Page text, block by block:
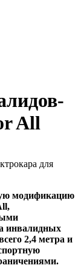
All
модификацию
инвалидных
2,4 метра и